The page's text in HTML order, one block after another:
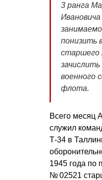
3 ранга
понизить
старшего
военного
флота.
Всего месяц
служил
Т-34 в
1945 года по
№ 02521